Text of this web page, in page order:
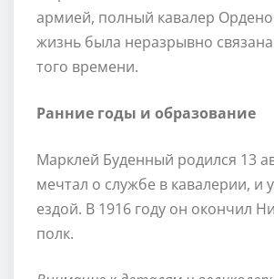
армией, полный кавалер
жизнь была неразрывно
того времени.
Ранние годы и образование
Марклей Буденный родился 13
мечтал о службе в кавалерии, и
ездой. В 1916 году он окончил
полк.